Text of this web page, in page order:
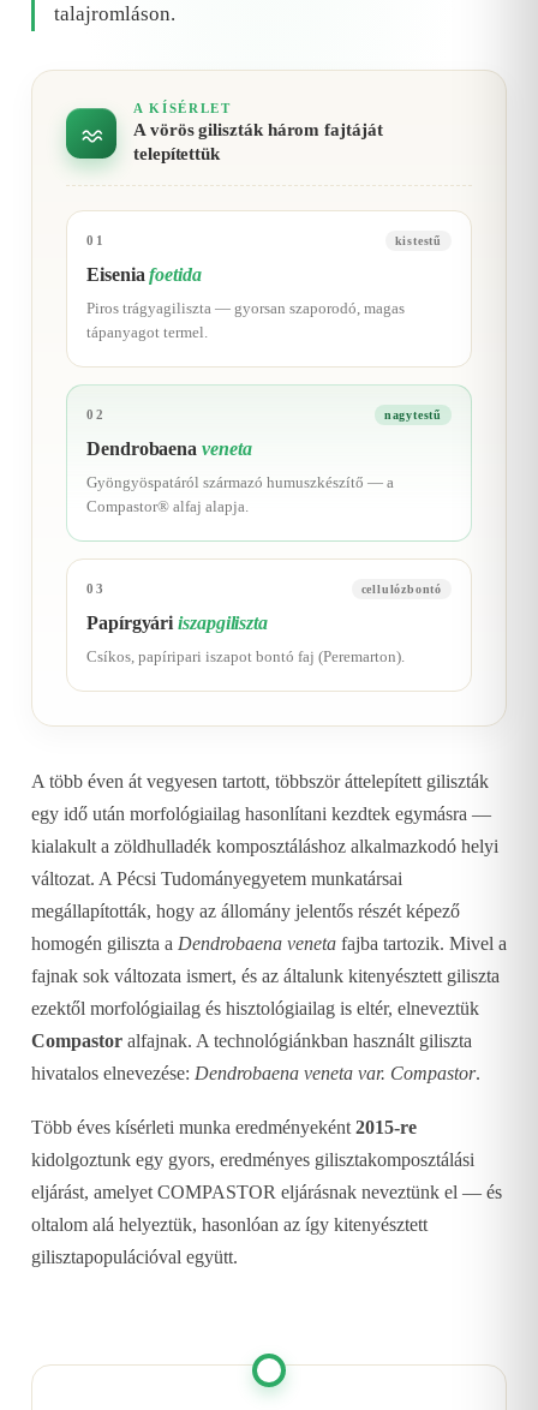
talajromláson.
A KÍSÉRLET
A vörös giliszták három fajtáját
telepítettük
01 kistestű
Eiseniafoetida
Piros trágyagiliszta — gyorsan szaporodó, magas
tápanyagot termel.
02 nagytestű
Dendrobaenaveneta
Gyöngyöspatáról származó humuszkészítő — a
Compastor® alfaj alapja.
03 cellulózbontó
Papírgyáriiszapgiliszta
Csíkos, papíripari iszapot bontó faj (Peremarton).
A több éven át vegyesen tartott, többször áttelepített giliszták
egy idő után morfológiailag hasonlítani kezdtek egymásra —
kialakult a zöldhulladék komposztáláshoz alkalmazkodó helyi
változat. A Pécsi Tudományegyetem munkatársai
megállapították, hogy az állomány jelentős részét képező
homogén giliszta a Dendrobaena veneta fajba tartozik. Mivel a
fajnak sok változata ismert, és az általunk kitenyésztett giliszta
ezektől morfológiailag és hisztológiailag is eltér, elneveztük
Compastor alfajnak. A technológiánkban használt giliszta
hivatalos elnevezése: Dendrobaena veneta var. Compastor.
Több éves kísérleti munka eredményeként 2015-re
kidolgoztunk egy gyors, eredményes gilisztakomposztálási
eljárást, amelyet COMPASTOR eljárásnak neveztünk el — és
oltalom alá helyeztük, hasonlóan az így kitenyésztett
gilisztapopulációval együtt.